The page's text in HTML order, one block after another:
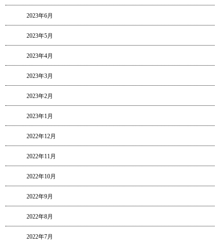
2023年6月
2023年5月
2023年4月
2023年3月
2023年2月
2023年1月
2022年12月
2022年11月
2022年10月
2022年9月
2022年8月
2022年7月